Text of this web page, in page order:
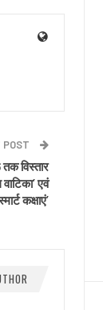
POST
तक विस्तार
एवं
कक्षाएं’